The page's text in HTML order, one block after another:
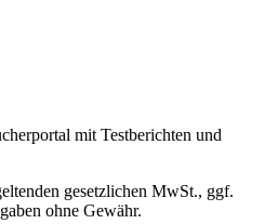
mit Testberichten und
gesetzlichen MwSt., ggf.
ohne Gewähr.